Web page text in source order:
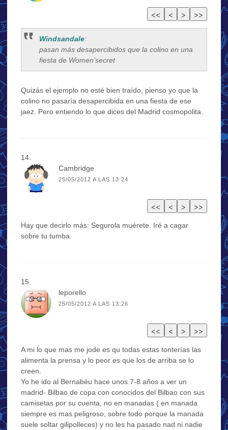
Windsandale:
pasan más desapercibidos que la colino en una
fiesta de Women’secret
Quizás el ejemplo no esté bien traído, pienso yo que la
colino no pasaría desapercibida en una fiesta de ese
jaez. Pero entiendo lo que dices del Madrid cosmopolita.
Cambridge
25/05/2012 A LAS 13:24
Hay que decirlo más: Segurola muérete. Iré a cagar
sobre tu tumba.
leporello
25/05/2012 A LAS 13:26
A mi lo que mas me jode es qu todas estas tonterías las
alimenta la prensa y lo peor es que los de arriba se lo
creen.
Yo he ido al Bernabéu hace unos 7-8 años a ver un
madrid- Bilbao de copa con conocidos del Bilbao con sus
camisetas por su cuenta, no en manadas ( en manada
siempre es mas peligroso, sobre todo porque la manada
suele soltar gilipolleces) y no les ha pasado nad ni nadie